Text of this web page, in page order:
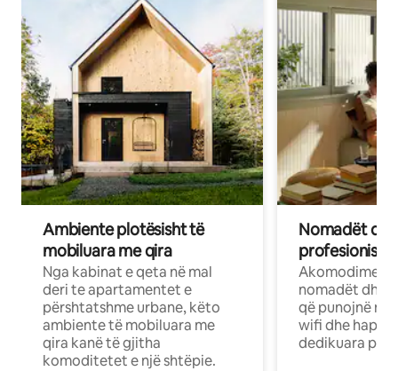
Ambiente plotësisht të
mobiluara me qira
Nga kabinat e qeta në mal
deri te apartamentet e
përshtatshme urbane, këto
ambiente të mobiluara me
qira kanë të gjitha
komoditetet e një shtëpie.
Nomadët
Akomodime
nomadët dhe
që punojnë në
wifi dhe
dedikuara